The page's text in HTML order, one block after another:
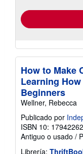
How to Make
Learning
Beginners
Wellner, Rebecca
Publicado por
ISBN 10:
Antiguo o usado /
Librería: